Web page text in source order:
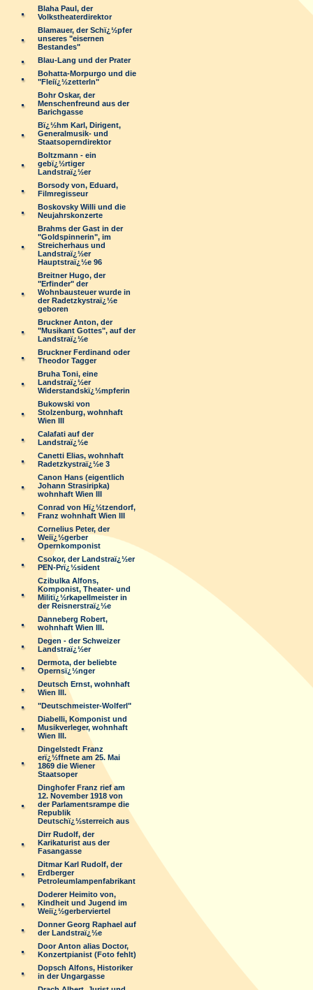
Blaha Paul, der
Volkstheaterdirektor
Blamauer, der Schï¿½pfer
unseres "eisernen
Bestandes"
Blau-Lang und der Prater
Bohatta-Morpurgo und die
"Fleiï¿½zetterln"
Bohr Oskar, der
Menschenfreund aus der
Barichgasse
Bï¿½hm Karl, Dirigent,
Generalmusik- und
Staatsoperndirektor
Boltzmann - ein
gebï¿½rtiger
Landstraï¿½er
Borsody von, Eduard,
Filmregisseur
Boskovsky Willi und die
Neujahrskonzerte
Brahms der Gast in der
"Goldspinnerin", im
Streicherhaus und
Landstraï¿½er
Hauptstraï¿½e 96
Breitner Hugo, der
"Erfinder" der
Wohnbausteuer wurde in
der Radetzkystraï¿½e
geboren
Bruckner Anton, der
"Musikant Gottes", auf der
Landstraï¿½e
Bruckner Ferdinand oder
Theodor Tagger
Bruha Toni, eine
Landstraï¿½er
Widerstandskï¿½mpferin
Bukowski von
Stolzenburg, wohnhaft
Wien III
Calafati auf der
Landstraï¿½e
Canetti Elias, wohnhaft
Radetzkystraï¿½e 3
Canon Hans (eigentlich
Johann Strasiripka)
wohnhaft Wien III
Conrad von Hï¿½tzendorf,
Franz wohnhaft Wien III
Cornelius Peter, der
Weiï¿½gerber
Opernkomponist
Csokor, der Landstraï¿½er
PEN-Prï¿½sident
Czibulka Alfons,
Komponist, Theater- und
Militï¿½rkapellmeister in
der Reisnerstraï¿½e
Danneberg Robert,
wohnhaft Wien III.
Degen - der Schweizer
Landstraï¿½er
Dermota, der beliebte
Opernsï¿½nger
Deutsch Ernst, wohnhaft
Wien III.
"Deutschmeister-Wolferl"
Diabelli, Komponist und
Musikverleger, wohnhaft
Wien III.
Dingelstedt Franz
erï¿½ffnete am 25. Mai
1869 die Wiener
Staatsoper
Dinghofer Franz rief am
12. November 1918 von
der Parlamentsrampe die
Republik
Deutschï¿½sterreich aus
Dirr Rudolf, der
Karikaturist aus der
Fasangasse
Ditmar Karl Rudolf, der
Erdberger
Petroleumlampenfabrikant
Doderer Heimito von,
Kindheit und Jugend im
Weiï¿½gerberviertel
Donner Georg Raphael auf
der Landstraï¿½e
Door Anton alias Doctor,
Konzertpianist (Foto fehlt)
Dopsch Alfons, Historiker
in der Ungargasse